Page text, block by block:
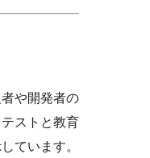
や開発者の
ストと教育
ています。